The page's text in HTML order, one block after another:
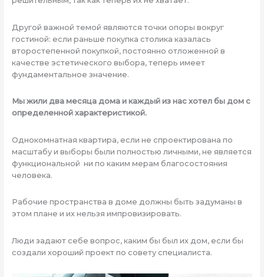
Другой важной темой являются точки опоры вокруг
гостиной: если раньше покупка столика казалась
второстепенной покупкой, постоянно отложенной в
качестве эстетического выбора, теперь имеет
фундаментальное значение.
Мы жили два месяца дома и каждый из нас хотел бы дом с
определенной характеристикой.
Однокомнатная квартира, если не спроектирована по
масштабу и выборы были полностью личными, не является
функциональной ни по каким мерам благосостояния
человека.
Рабочие пространства в доме должны быть задуманы в
этом плане и их нельзя импровизировать.
Люди задают себе вопрос, каким бы был их дом, если бы
создали хороший проект по совету специалиста.